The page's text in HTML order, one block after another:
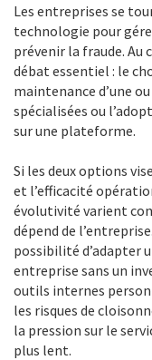
Les entreprises se
technologie pour
prévenir la fraude.
débat essentiel : le
maintenance d’une
spécialisées ou
sur une plateforme.
Si les deux options
et l’efficacité
évolutivité varient
dépend de
possibilité d’adapter
entreprise sans un
outils internes
les risques de
la pression sur le
plus lent.